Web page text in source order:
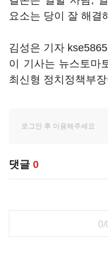
요소는 당이 잘 해결
김성은 기자
이 기사는 뉴스토마
최신형 정치정책부
댓글 0
0/